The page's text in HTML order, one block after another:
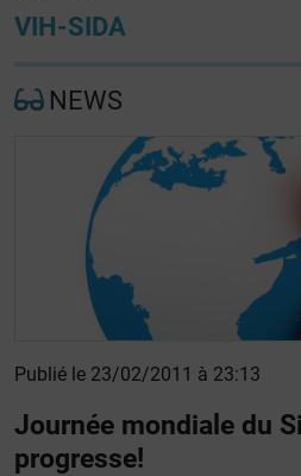
VIH-SIDA
NEWS
Publié le 23/02/2011 à 23:13
Journée mondiale du
progresse!